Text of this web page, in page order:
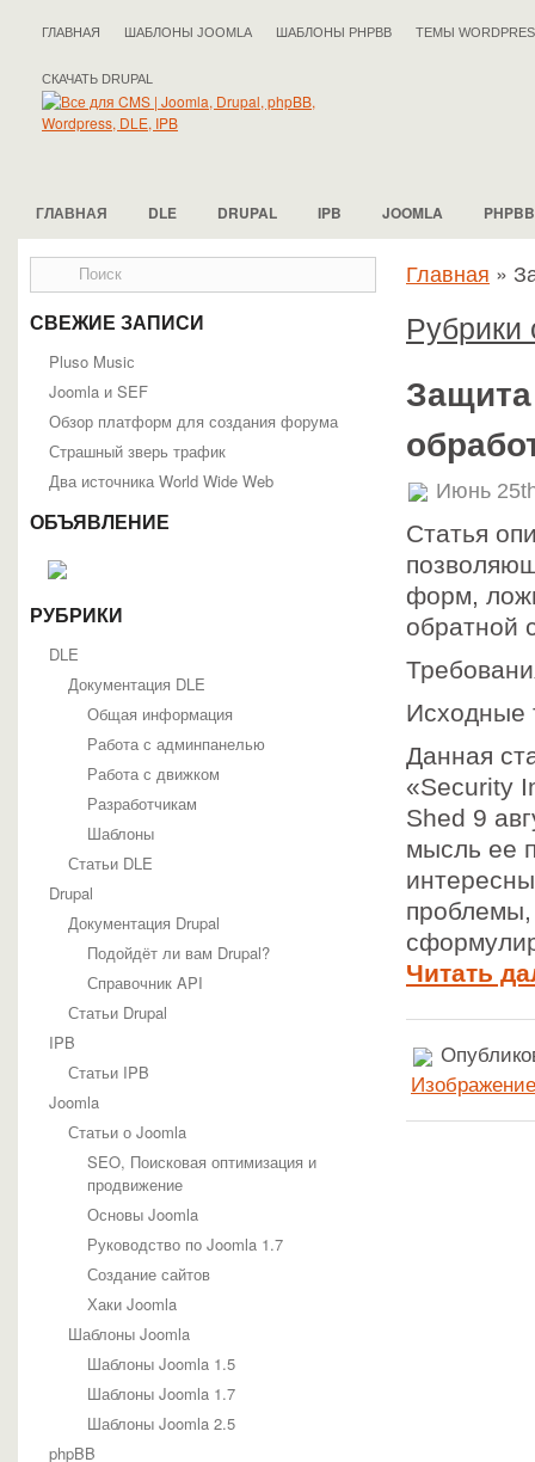
ГЛАВНАЯ ШАБЛОНЫ JOOMLA ШАБЛОНЫ PHPBB ТЕМЫ
СКАЧАТЬ DRUPAL
ГЛАВНАЯ DLE DRUPAL IPB JOOMLA PHPBB
СВЕЖИЕ ЗАПИСИ
Pluso Musiс
Joomla и SEF
Обзор платформ для создания форума
Страшный зверь трафик
Два источника World Wide Web
ОБЪЯВЛЕНИЕ
РУБРИКИ
DLE
Документация DLE
Общая информация
Работа с админпанелью
Работа с движком
Разработчикам
Шаблоны
Статьи DLE
Drupal
Документация Drupal
Подойдёт ли вам Drupal?
Справочник API
Статьи Drupal
IPB
Статьи IPB
Joomla
Статьи о Joomla
SEO, Поисковая оптимизация и
продвижение
Основы Joomla
Руководство по Joomla 1.7
Создание сайтов
Хаки Joomla
Шаблоны Joomla
Шаблоны Joomla 1.5
Шаблоны Joomla 1.7
Шаблоны Joomla 2.5
phpBB
Главная »
Рубрики
Июнь
Статья
форм,
обратной
Исходные
Данная
«Security
Shed 9
мысль ее
Читать
Изображение